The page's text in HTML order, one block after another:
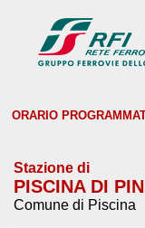
ORARIO
Stazione di
PISCINA DI
Comune di Piscina